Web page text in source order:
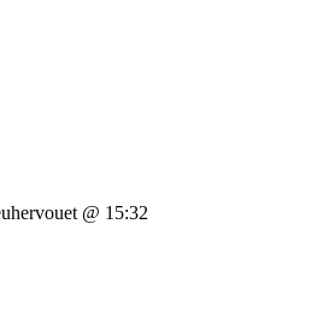
@ 15:32